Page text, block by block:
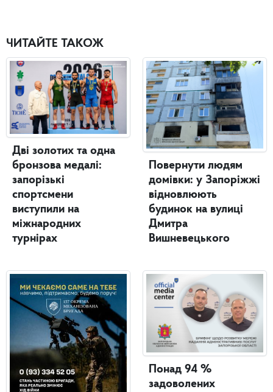
ЧИТАЙТЕ ТАКОЖ
Дві золотих та одна
бронзова медалі:
запорізькі
спортсмени
виступили на
міжнародних
турнірах
Повернути людям
домівки: у Запоріжжі
відновлюють
будинок на вулиці
Дмитра
Вишневецького
Понад 94 %
задоволених